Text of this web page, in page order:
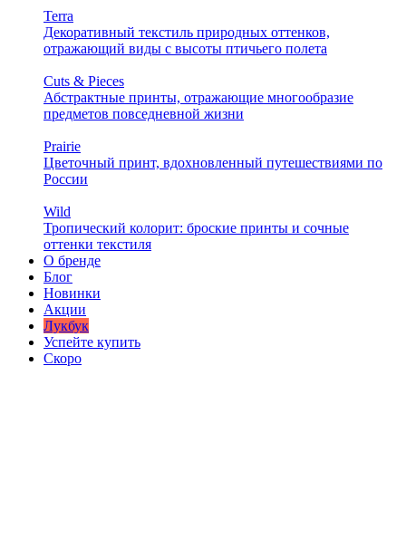
Terra
Декоративный текстиль природных оттенков,
отражающий виды с высоты птичьего полета
Cuts & Pieces
Абстрактные принты, отражающие многообразие
предметов повседневной жизни
Prairie
Цветочный принт, вдохновленный путешествиями по
России
Wild
Тропический колорит: броские принты и сочные
оттенки текстиля
О бренде
Блог
Новинки
Акции
Лукбук
Успейте купить
Скоро